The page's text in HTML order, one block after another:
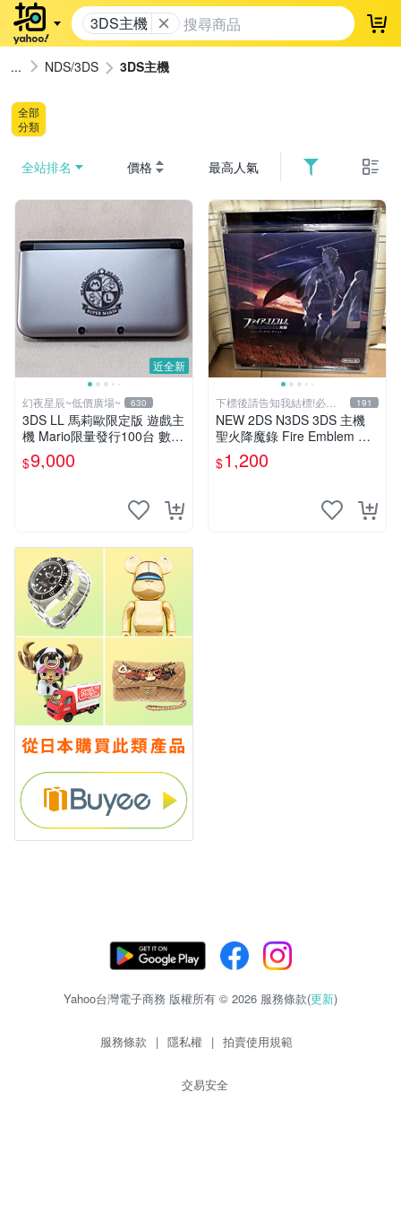
3DS主機 登
NDS/3DS 3DS主機
全部
分類
全站排名 價格 最高人氣
近全新
幻夜星辰~低價廣場~ 630
3DS LL 馬莉歐限定版 遊戲主
機 Mario限量發行100台 數量
超稀少 美品 BB0290
$9,000
下標後請告知我結標!必看
關於我
191
NEW 2DS N3DS 3DS 主機
聖火降魔錄 Fire Emblem 覺
醒 音樂CD 原聲精選集 日版
$1,200
Yahoo台灣電子商務 版權所有 © 2026 服務條款(更新)
服務條款 | 隱私權 | 拍賣使用規範
交易安全